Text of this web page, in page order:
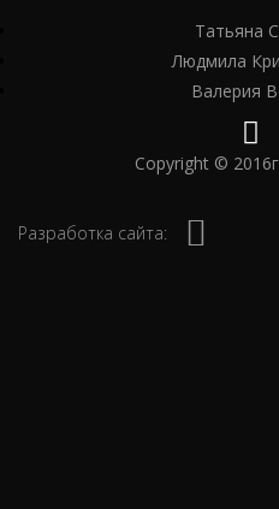
Татьяна
Людмила
Валерия
Copyright ©
Разработка сайта: